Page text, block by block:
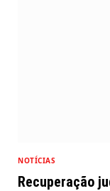
NOTÍCIAS
Recuperação